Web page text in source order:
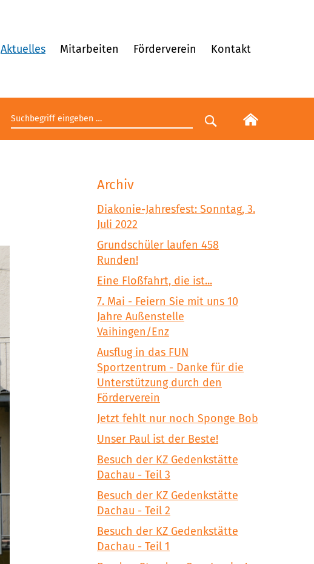
Aktuelles Mitarbeiten Förderverein Kontakt
Suchbegriff eingeben
Suche starten
Archiv
Diakonie-Jahresfest: Sonntag, 3.
Juli 2022
Grundschüler laufen 458
Runden!
Eine Floßfahrt, die ist...
7. Mai - Feiern Sie mit uns 10
Jahre Außenstelle
Vaihingen/Enz
Ausflug in das FUN
Sportzentrum - Danke für die
Unterstützung durch den
Förderverein
Jetzt fehlt nur noch Sponge Bob
Unser Paul ist der Beste!
Besuch der KZ Gedenkstätte
Dachau - Teil 3
Besuch der KZ Gedenkstätte
Dachau - Teil 2
Besuch der KZ Gedenkstätte
Dachau - Teil 1